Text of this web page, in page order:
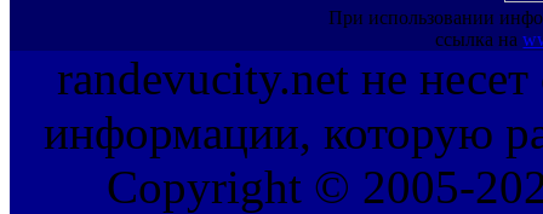
При использовании
ссылка на
randevucity.net не несет
информации, которую
Copyright © 2005-